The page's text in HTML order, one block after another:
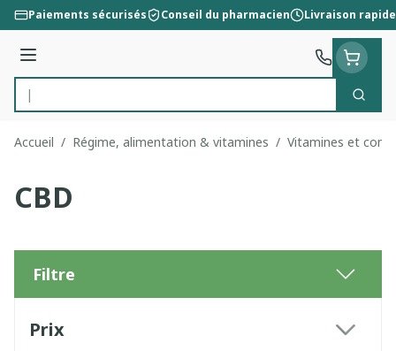
Aller au contenu
Paiements sécurisés Conseil du pharmacien Livraison rapide
Menu
Rechercher
Accueil / Régime, alimentation & vitamines / Vitamines et
CBD
Filtre
Prix